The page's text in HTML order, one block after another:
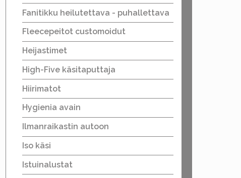
Fanitikku heilutettava - puhallettava
Fleecepeitot customoidut
Heijastimet
High-Five käsitaputtaja
Hiirimatot
Hygienia avain
Ilmanraikastin autoon
Iso käsi
Istuinalustat